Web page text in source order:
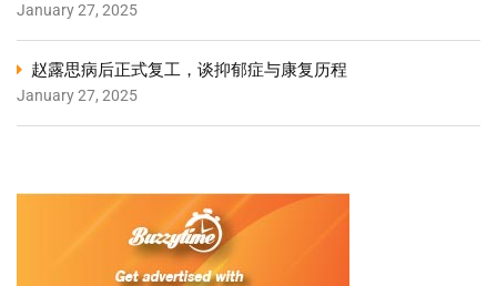
January 27, 2025
赵露思病后正式复工，谈抑郁症与康复历程
January 27, 2025